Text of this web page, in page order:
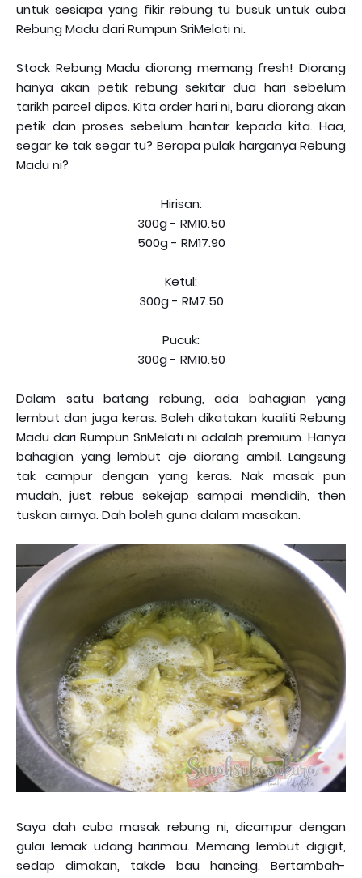
untuk sesiapa yang fikir rebung tu busuk untuk cuba
Rebung Madu dari Rumpun SriMelati ni.
Stock Rebung Madu diorang memang fresh! Diorang
hanya akan petik rebung sekitar dua hari sebelum
tarikh parcel dipos. Kita order hari ni, baru diorang akan
petik dan proses sebelum hantar kepada kita. Haa,
segar ke tak segar tu? Berapa pulak harganya Rebung
Madu ni?
Hirisan:
300g - RM10.50
500g - RM17.90
Ketul:
300g - RM7.50
Pucuk:
300g - RM10.50
Dalam satu batang rebung, ada bahagian yang
lembut dan juga keras. Boleh dikatakan kualiti Rebung
Madu dari Rumpun SriMelati ni adalah premium. Hanya
bahagian yang lembut aje diorang ambil. Langsung
tak campur dengan yang keras. Nak masak pun
mudah, just rebus sekejap sampai mendidih, then
tuskan airnya. Dah boleh guna dalam masakan.
Saya dah cuba masak rebung ni, dicampur dengan
gulai lemak udang harimau. Memang lembut digigit,
sedap dimakan, takde bau hancing. Bertambah-